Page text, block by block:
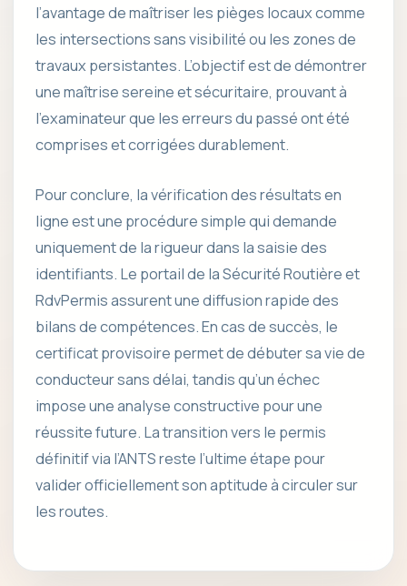
l’avantage de maîtriser les pièges locaux comme
les intersections sans visibilité ou les zones de
travaux persistantes. L’objectif est de démontrer
une maîtrise sereine et sécuritaire, prouvant à
l’examinateur que les erreurs du passé ont été
comprises et corrigées durablement.
Pour conclure, la vérification des résultats en
ligne est une procédure simple qui demande
uniquement de la rigueur dans la saisie des
identifiants. Le portail de la Sécurité Routière et
RdvPermis assurent une diffusion rapide des
bilans de compétences. En cas de succès, le
certificat provisoire permet de débuter sa vie de
conducteur sans délai, tandis qu’un échec
impose une analyse constructive pour une
réussite future. La transition vers le permis
définitif via l’ANTS reste l’ultime étape pour
valider officiellement son aptitude à circuler sur
les routes.